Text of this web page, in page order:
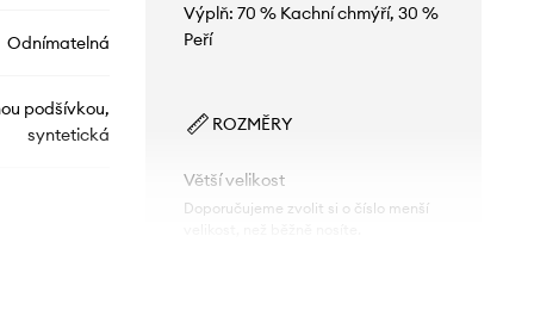
Odnímatelná
podšívkou,
syntetická
Výplň: 70 % Kachní chmýří, 30 %
Peří
ROZMĚRY
Větší velikost
Doporučujeme zvolit si o číslo menší